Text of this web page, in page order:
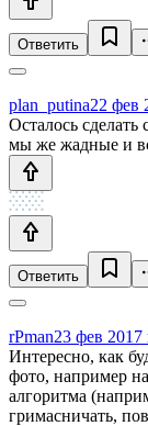
Ответить
plan_putina22 фев
Осталось сделать
мы же жадные и
Ответить
rPman23 фев 2017
Интересно, как
фото, например
алгоритма
гримасничать,